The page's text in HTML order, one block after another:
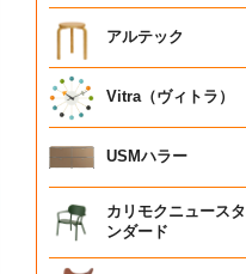
アルテック
Vitra（ヴィトラ）
USMハラー
カリモクニュースタ
ンダード